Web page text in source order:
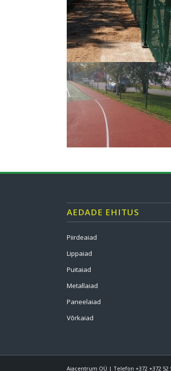
AEDADE EHITUS
Piirdeaiad
Lippaiad
Puitaiad
Metallaiad
Paneelaiad
Võrkaiad
Aiacentrum OÜ | Telefon +372 +372